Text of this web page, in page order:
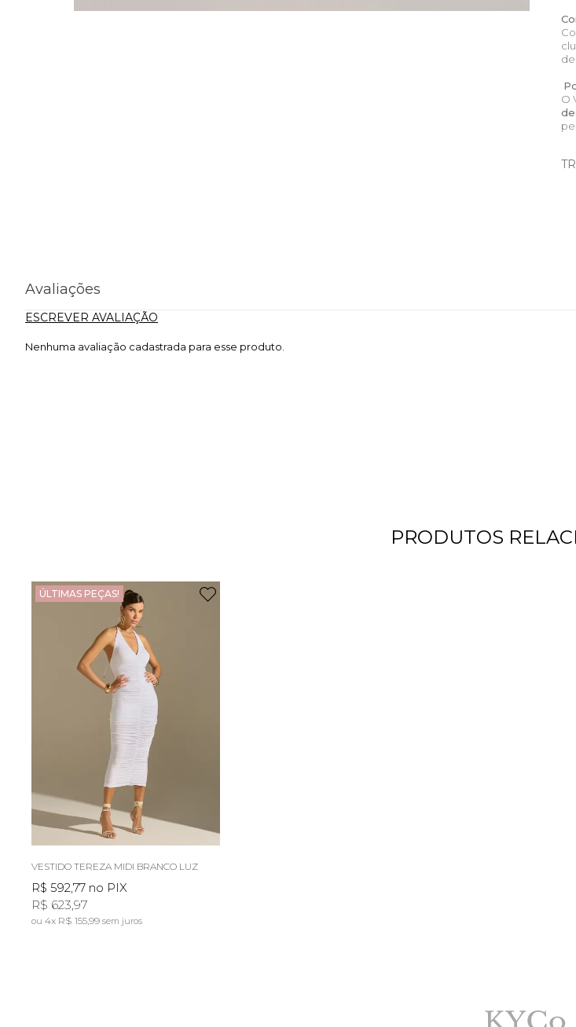
O
Avaliações
ESCREVER AVALIAÇÃO
Nenhuma avaliação cadastrada para esse produto.
PRODUTOS
ÚLTIMAS PEÇAS!
VESTIDO TEREZA MIDI BRANCO LUZ
R$ 592,77 no PIX
R$ 623,97
4x R$ 155,99 sem juros